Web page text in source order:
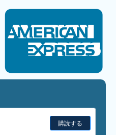
購読する